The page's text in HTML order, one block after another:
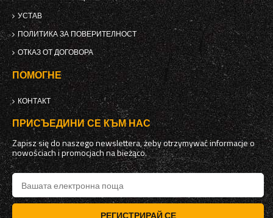
УСТАВ
ПОЛИТИКА ЗА ПОВЕРИТЕЛНОСТ
ОТКАЗ ОТ ДОГОВОРА
ПОМОГНЕ
КОНТАКТ
ПРИСЪЕДИНИ СЕ КЪМ НАС
Zapisz się do naszego newslettera, żeby otrzymywać informacje o
nowościach i promocjach na bieżąco.
РЕГИСТРИРАЙ СЕ